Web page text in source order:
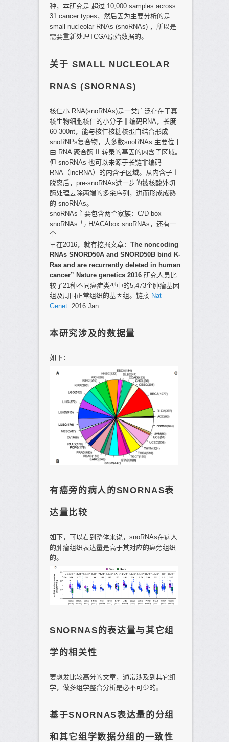
种，本研究是 超过 10,000 samples across
31 cancer types，然后因为主要分析的是
small nucleolar RNAs (snoRNAs) ，所以是
需要重新处理TCGA原始数据的。
关于 SMALL NUCLEOLAR
RNAS (SNORNAS)
核仁小 RNA(snoRNAs)是一类广泛存在于真
核生物细胞核仁的小分子非编码RNA，长度
60-300nt，能与核仁核糖核蛋白结合形成
snoRNPs复合物，大多数snoRNAs 主要位于
由 RNA 聚合酶 II 转录的基因的内含子区域。
但 snoRNAs 也可以来源于长链非编码
RNA（lncRNA）的内含子区域。从内含子上
脱离后，pre-snoRNAs进一步的被核酸外切
酶处理去除两端的多余序列，进而形成成熟
的 snoRNAs。
snoRNAs主要包含两个家族：C/D box
snoRNAs 与 H/ACAbox snoRNAs，还有一
个
早在2016，就有挖掘文章： The noncoding
RNAs SNORD50A and SNORD50B bind K-
Ras and are recurrently deleted in human
cancer” Nature genetics 2016研究人员比
较了21种不同癌症类型中的5,473个肿瘤基因
组及周围正常组织的基因组。链接 Nat
Genet. 2016 Jan
本研究涉及的数据量
如下：
有癌旁的病人的SNORNAS表
达量比较
如下，可以看到整体来说，snoRNAs在病人
的肿瘤组织表达量是高于其对应的癌旁组织
的。
SNORNAS的表达量与其它组
学的相关性
要想发比较高分的文章，通常涉及到其它组
学，做多组学整合分析是必不可少的。
基于SNORNAS表达量的分组
和其它组学数据分组的一致性